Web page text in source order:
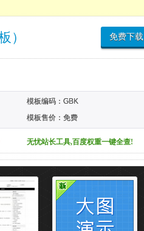
） 免费下载
模板编码：GBK
模板售价：免费
无忧站长工具,百度权重一键全查!